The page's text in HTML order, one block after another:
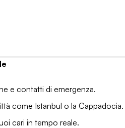
e contatti di emergenza.
come Istanbul o la Cappadocia.
cari in tempo reale.